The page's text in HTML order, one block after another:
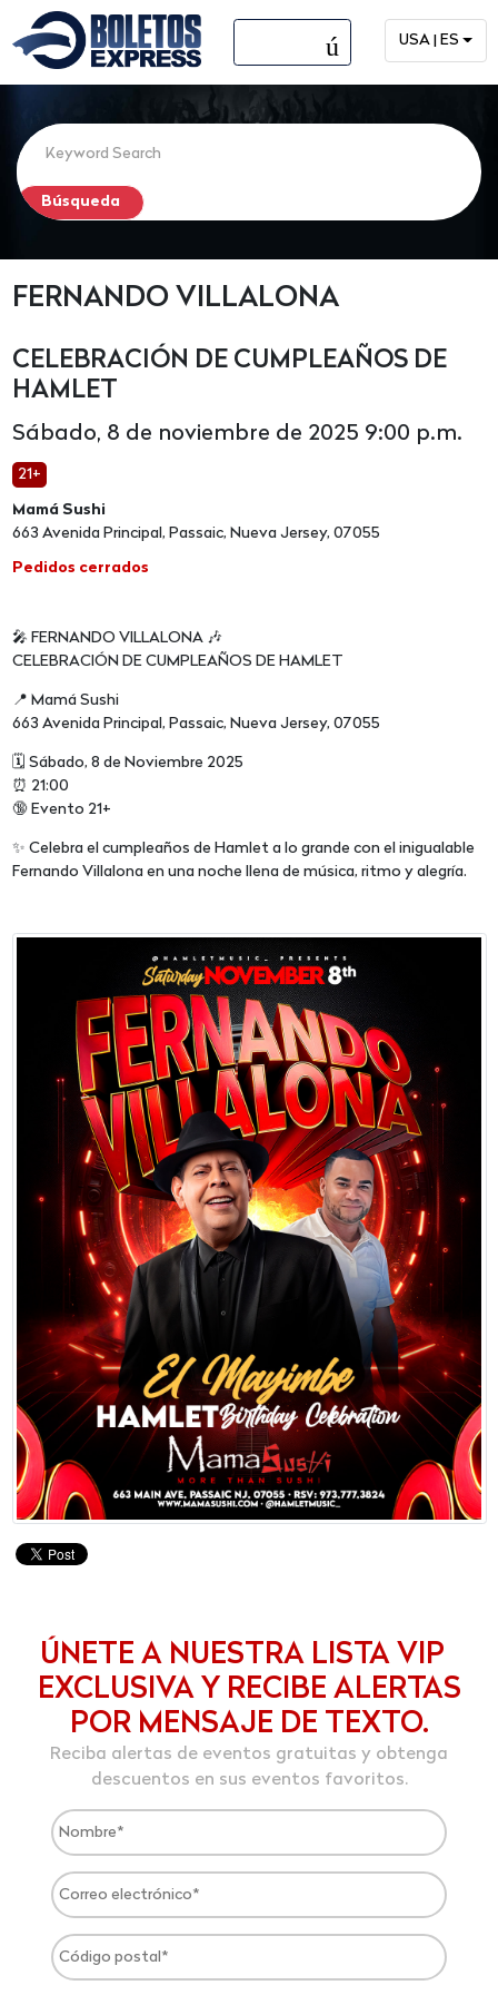
menú USA | ES
FERNANDO VILLALONA
CELEBRACIÓN DE CUMPLEAÑOS DE
HAMLET
Sábado, 8 de noviembre de 2025 9:00 p.m.
21+
Mamá Sushi
663 Avenida Principal, Passaic, Nueva Jersey, 07055
Pedidos cerrados
🎤 FERNANDO VILLALONA 🎶
CELEBRACIÓN DE CUMPLEAÑOS DE HAMLET
📍 Mamá Sushi
663 Avenida Principal, Passaic, Nueva Jersey, 07055
🗓️ Sábado, 8 de Noviembre 2025
⏰ 21:00
🔞 Evento 21+
✨ Celebra el cumpleaños de Hamlet a lo grande con el inigualable
Fernando Villalona en una noche llena de música, ritmo y alegría.
ÚNETE A NUESTRA LISTA VIP
EXCLUSIVA Y RECIBE ALERTAS
POR MENSAJE DE TEXTO.
Reciba alertas de eventos gratuitas y obtenga
descuentos en sus eventos favoritos.